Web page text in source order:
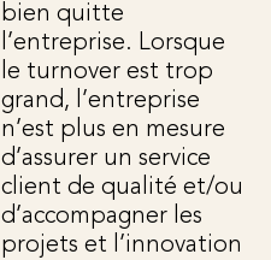
bien quitte
l’entreprise. Lorsque
le turnover est trop
grand, l’entreprise
n’est plus en mesure
d’assurer un service
client de qualité et/ou
d’accompagner les
projets et l’innovation